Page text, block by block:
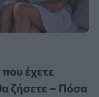
έχετε
ζήσετε – Πόσα